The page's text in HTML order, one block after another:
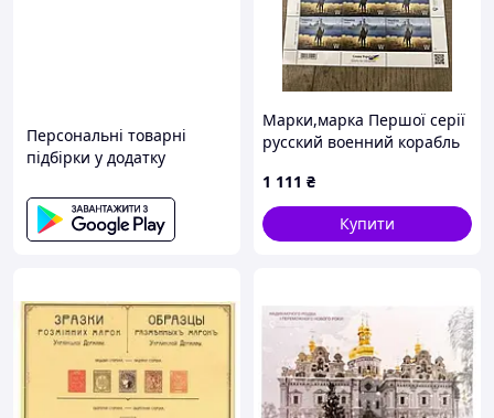
Персональні товарні
підбірки у додатку
Марки,марка Першої серії
русский военний корабль
1 111 ₴
Купити